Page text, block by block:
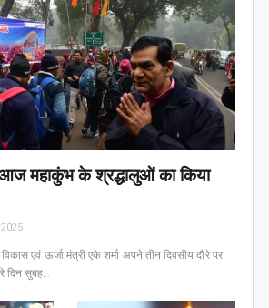
आज महाकुंभ के श्रद्धालुओं का किया
एवं ऊर्जा मंत्री एके शर्मा अपने तीन दिवसीय दौरे पर
सुबह…